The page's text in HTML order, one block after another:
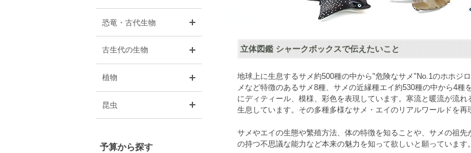
恐竜・古代生物
古生代の生物
植物
昆虫
予算から探す
立体図鑑 シャークボックスで伝えたいこと
地球上に生息するサメ約500種の中から"危険なサメ"No.1のホホジ
メなど特徴のあるサメ8種、サメの近縁種エイ約530種の中から4
にディティール、模様、彩色を表現しています。寒流と暖流が流
生息しています。その多種多様なサメ・エイのリアルワールドを再
サメやエイの生態や繁殖方法、体の特徴を知ることや、サメの祖
の持つ不思議な能力など本来の魅力を知って欲しいと願っています。